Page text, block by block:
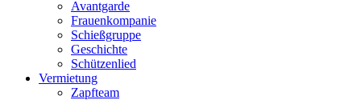
Avantgarde
Frauenkompanie
Schießgruppe
Geschichte
Schützenlied
Vermietung
Zapfteam